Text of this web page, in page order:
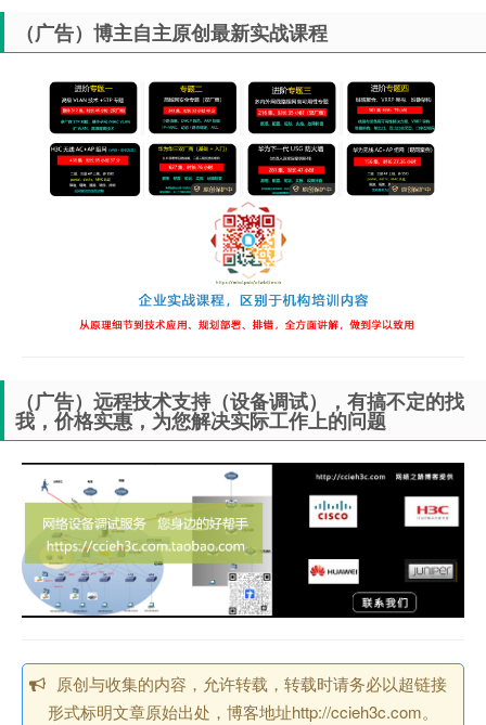
（广告）博主自主原创最新实战课程
（广告）远程技术支持（设备调试），有搞不定的找
我，价格实惠，为您解决实际工作上的问题
原创与收集的内容，允许转载，转载时请务必以超链接
形式标明文章原始出处，博客地址http://ccieh3c.com。